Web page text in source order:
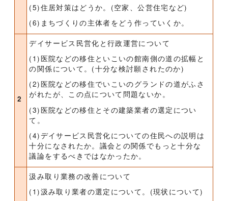
(5)住居対策はどうか。(空家、公営住宅など)
(6)まちづくりの主体者をどう作っていくか。
2
デイサービス民営化と行政運営について
(1)医院などの移住といこいの館南側の道の拡幅と
の関係について。(十分な検討願されたのか)
(2)医院などの移住でいこいのグランドの道がふさ
がれたが、この点について問題ないか。
(3)医院などの移住とその建築業者の選定につい
て。
(4)デイサービス民営化についての住民への説明は
十分になされたか。議会との関係でもっと十分な
議論をするべきではなかったか。
汲み取り業務の改善について
(1)汲み取り業者の選定について。(現状について)